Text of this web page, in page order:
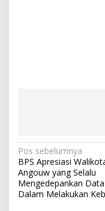
N
a
v
Pos sebelumnya
BPS Apresiasi
Angouw yang Selalu
Mengedepankan Data
Dalam Melakukan